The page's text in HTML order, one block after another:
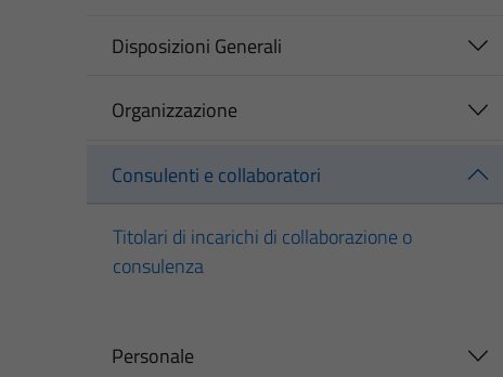
Disposizioni Generali
Organizzazione
Consulenti e collaboratori
Titolari di incarichi di collaborazione o
consulenza
Personale